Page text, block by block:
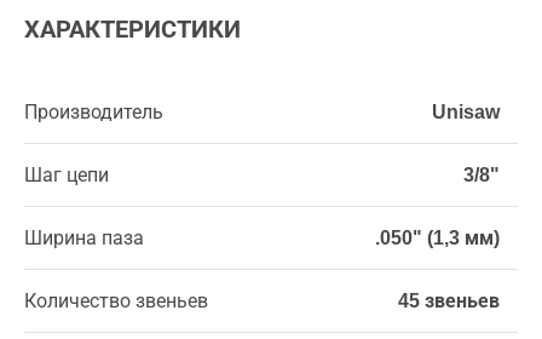
ХАРАКТЕРИСТИКИ
Производитель Unisaw
Шаг цепи 3/8"
Ширина паза .050" (1,3 мм)
Количество звеньев 45 звеньев